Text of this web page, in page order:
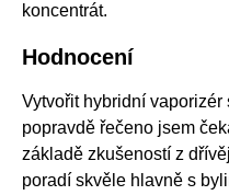
koncentrát.
Hodnocení
Vytvořit hybridní
popravdě řečeno jsem
základě zkušeností z
poradí skvěle hlavně s